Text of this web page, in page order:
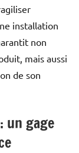
installation
non
mais aussi
de son
un gage